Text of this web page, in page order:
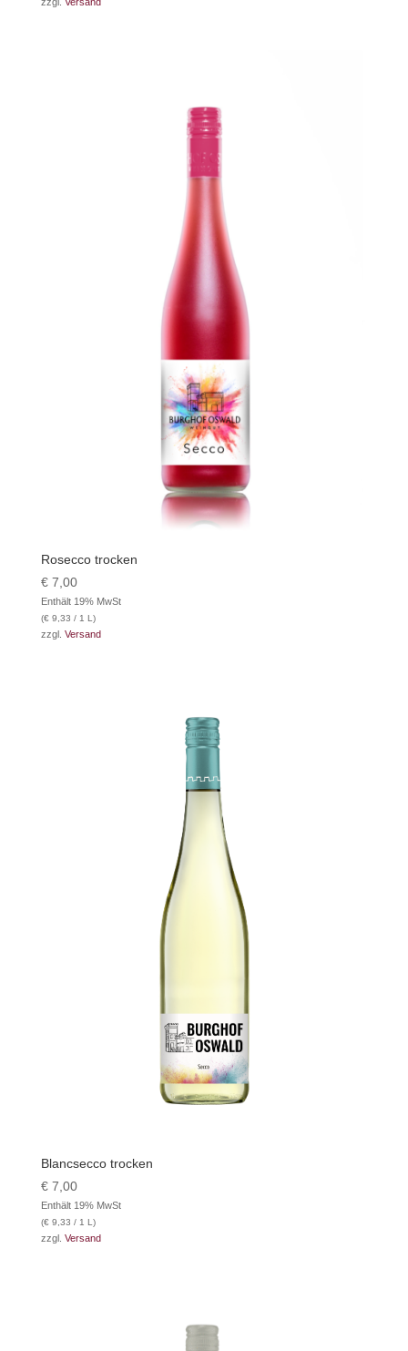
Rosecco trocken
€7,00
Enthält 19% MwSt
(€9,33 / 1 L)
zzgl. Versand
Blancsecco trocken
€7,00
Enthält 19% MwSt
(€9,33 / 1 L)
zzgl. Versand